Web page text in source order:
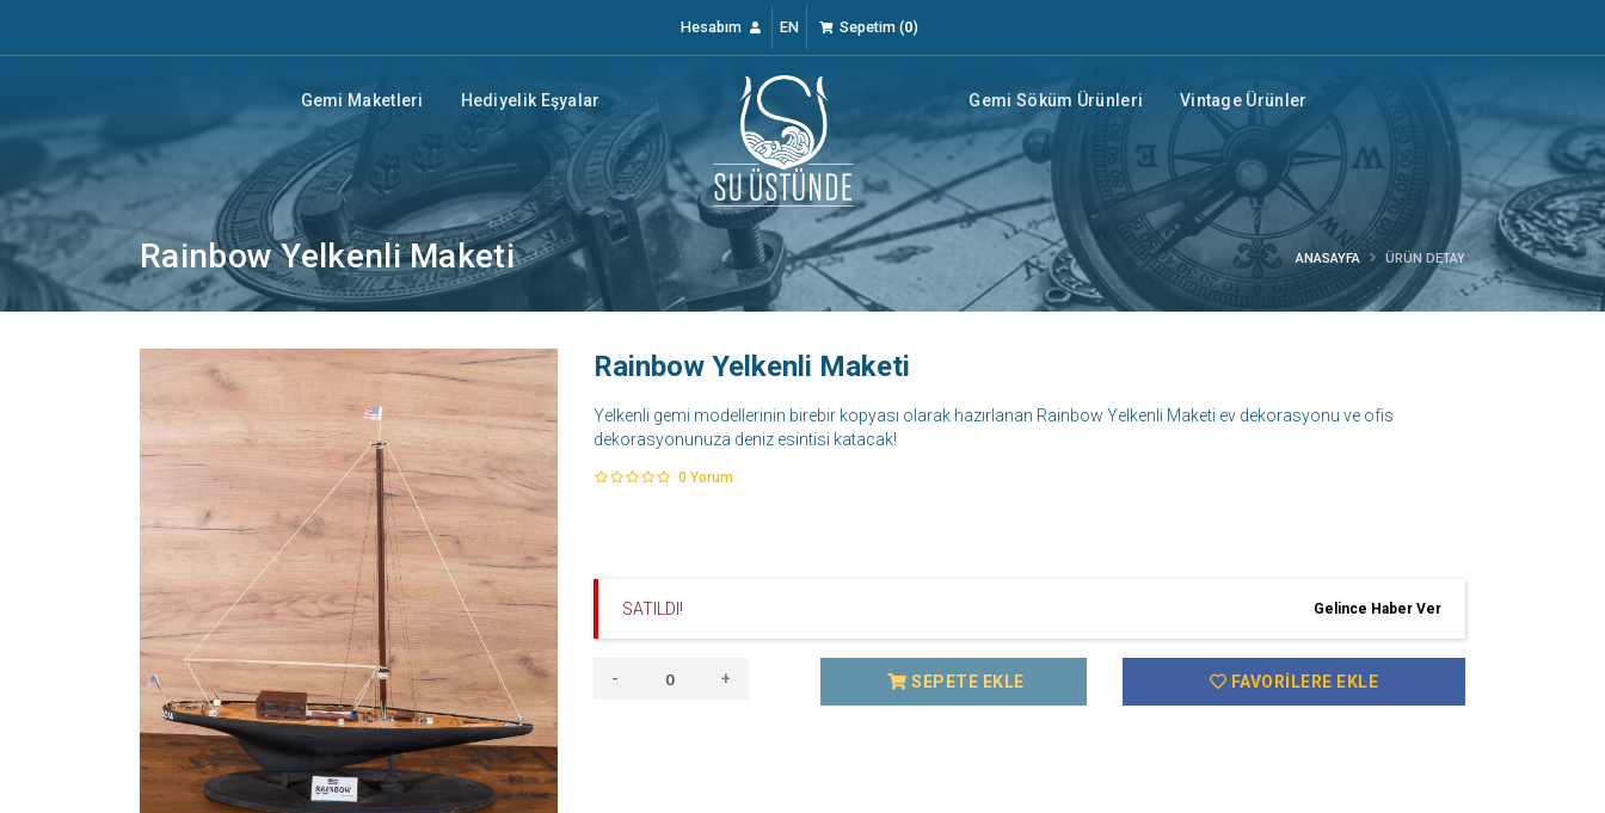
Hesabım EN Sepetim(0)
Gemi Maketleri Hediyelik Eşyalar Gemi Söküm Ürünleri Vintage Ürünler
Rainbow Yelkenli Maketi ANASAYFA ÜRÜN DETAY
Rainbow Yelkenli Maketi
Yelkenli gemi modellerinin birebir kopyası olarak hazırlanan Rainbow Yelkenli Maketi ev dekorasyonu ve ofis
dekorasyonunuza deniz esintisi katacak!
0 Yorum
SATILDI! Gelince Haber Ver
- + SEPETE EKLE FAVORILERE EKLE